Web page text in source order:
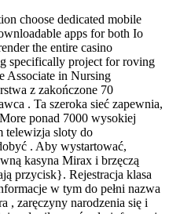
choose dedicated mobile
apps for both Io
the entire casino
specifically project for roving
Associate in Nursing
z zakończone 70
. Ta szeroka sieć zapewnia,
ponad 7000 wysokiej
telewizja sloty do
. Aby wystartować,
kasyna Mirax i brzęczą
przycisk}. Rejestracja klasa
w tym do pełni nazwa
, zaręczyny narodzenia się i